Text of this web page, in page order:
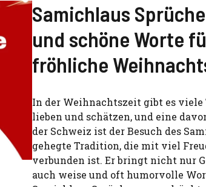
Samichlaus
und schöne Worte
fröhliche
In der Weihnachtszeit gibt es
lieben und schätzen, und eine
der Schweiz ist der Besuch des
gehegte Tradition, die mit viel
verbunden ist. Er bringt nicht nur
auch weise und oft humorvolle